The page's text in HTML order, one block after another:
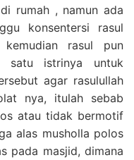
rumah , namun ada
konsentersi rasul
kemudian rasul pun
satu istrinya untuk
agar rasulullah
nya, itulah sebab
atau tidak bermotif
alas musholla polos
pada masjid, dimana